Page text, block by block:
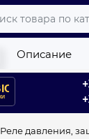
Реле давления,
Описание